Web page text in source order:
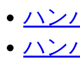
ハン
ハン